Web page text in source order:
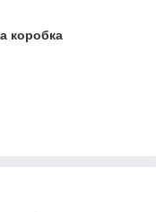
коробка